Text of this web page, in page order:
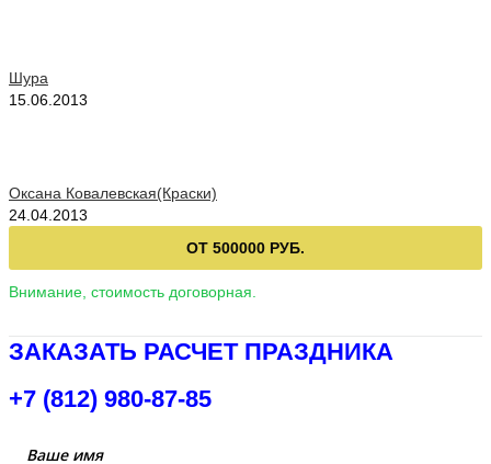
Шура
15.06.2013
Оксана Ковалевская(Краски)
24.04.2013
ОТ 500000 РУБ.
Внимание, стоимость договорная.
ЗАКАЗАТЬ РАСЧЕТ ПРАЗДНИКА
+7 (812) 980-87-85